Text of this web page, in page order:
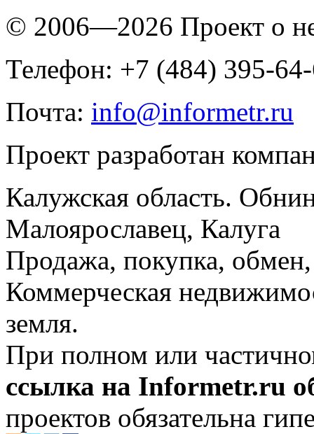
© 2006—2026 Проект о
Телефон: +7 (484) 395-
Почта: info@informetr.ru
Проект разработан
Калужская область.
Малоярославец, Калуга
Продажа, покупка, обмен,
Коммерческая
земля.
При полном или
ссылка на Informetr.ru
проектов обязательна